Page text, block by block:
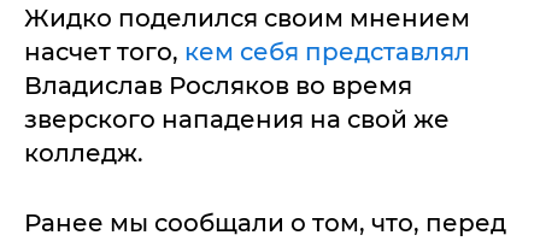
Жидко поделился своим мнением
насчет того, кем себя представлял
Владислав Росляков во время
зверского нападения на свой же
колледж.
Ранее мы сообщали о том, что, перед